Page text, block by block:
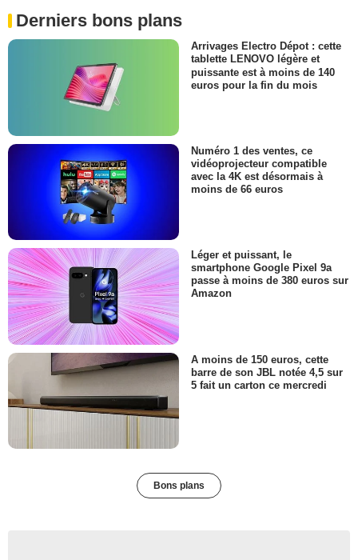
Derniers bons plans
Arrivages Electro Dépot : cette
tablette LENOVO légère et
puissante est à moins de 140
euros pour la fin du mois
Numéro 1 des ventes, ce
vidéoprojecteur compatible
avec la 4K est désormais à
moins de 66 euros
Léger et puissant, le
smartphone Google Pixel 9a
passe à moins de 380 euros sur
Amazon
A moins de 150 euros, cette
barre de son JBL notée 4,5 sur
5 fait un carton ce mercredi
Bons plans